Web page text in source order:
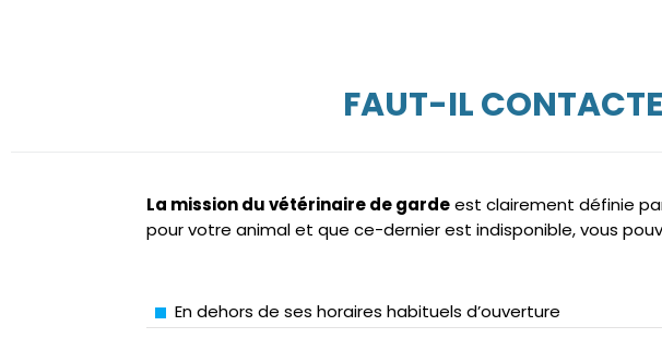
FAUT-IL
La mission du vétérinaire de gardeest clairement définie
pour votre animal et que ce-dernier est indisponible, vous
En dehors de ses horaires habituels d’ouverture